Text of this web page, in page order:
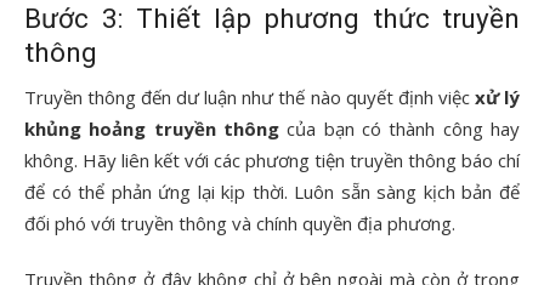
Bước 3: Thiết lập phương thức truyền
thông
Truyền thông đến dư luận như thế nào quyết định việc xử lý
khủng hoảng truyền thông của bạn có thành công hay
không. Hãy liên kết với các phương tiện truyền thông báo chí
để có thể phản ứng lại kịp thời. Luôn sẵn sàng kịch bản để
đối phó với truyền thông và chính quyền địa phương.
Truyền thông ở đây không chỉ ở bên ngoài mà còn ở trong